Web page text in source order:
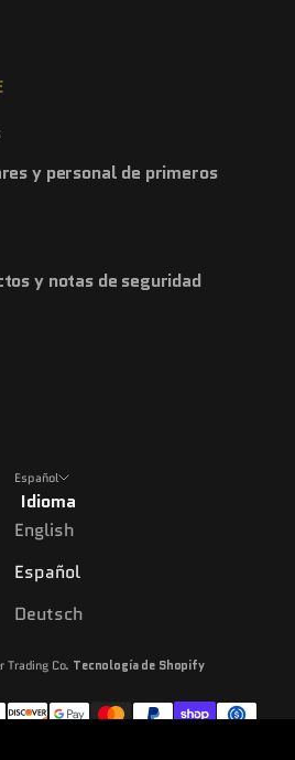
y personal de primeros
y notas de seguridad
Español
Idioma
English
Español
Deutsch
Co. Tecnología de Shopify